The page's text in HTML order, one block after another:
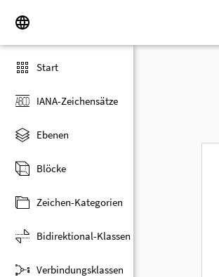
Start
IANA-Zeichensätze
Ebenen
Blöcke
Zeichen-Kategorien
Bidirektional-Klassen
Verbindungsklassen